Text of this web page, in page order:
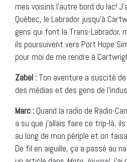
mes voisins l’autre bord du lac!
Québec, le Labrador jusqu’à
gens qui font la Trans-Labrador,
ils poursuivent vers Port Hope
pour moi de me rendre à
Zabel : Ton aventure a suscité
des médias et des gens de
Marc : Quand la radio de Radio-
a su que j’allais faire ce trip-là,
au long de mon périple et on
De fil en aiguille, ça a passé au